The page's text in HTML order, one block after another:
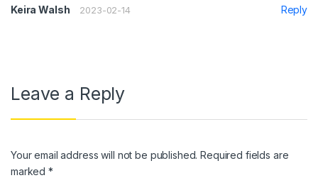
Keira Walsh
2023-02-14 Reply
Leave a Reply
Your email address will not be published. Required fields are
marked*